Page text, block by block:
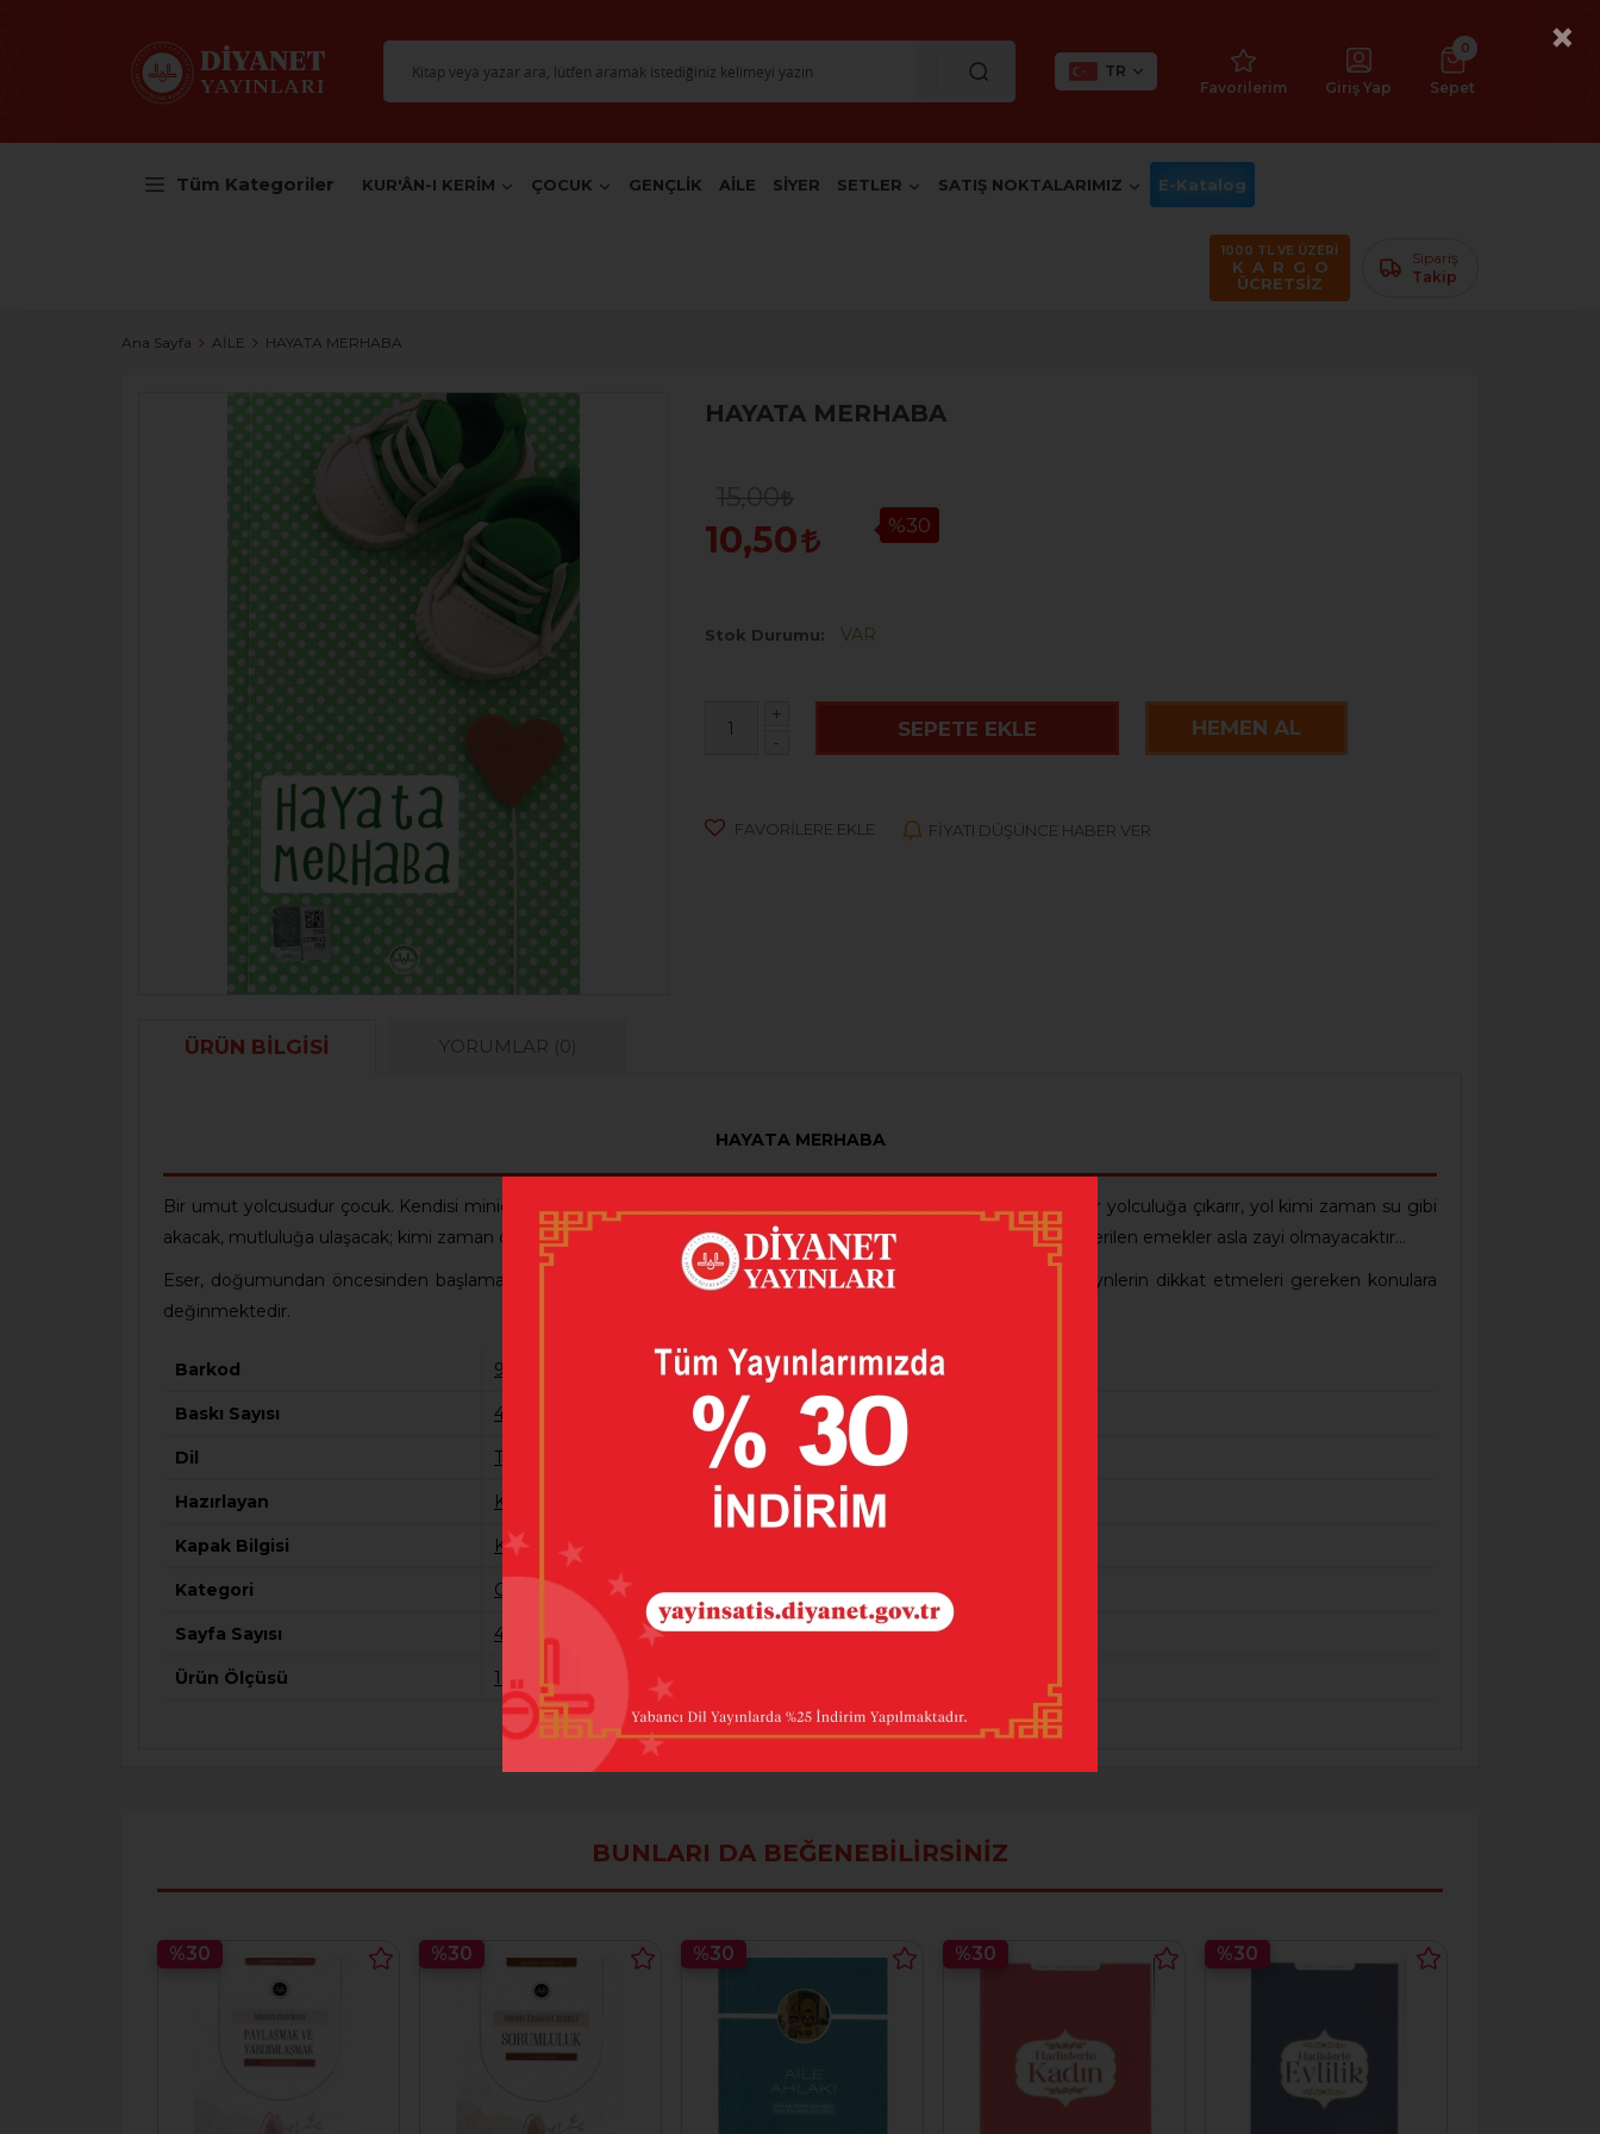
TR
Favorilerim
Giriş Yap
0
Sepet
Tüm Kategoriler KUR'ÂN-I KERİM ÇOCUK GENÇLİK AİLE SİYER SETLER SATIŞ NOKTALARIMIZ E-Katalog
1000 TL VE ÜZERİ
K A R G O
ÜCRETSİZ
Sipariş
Takip
Ana Sayfa AİLE HAYATA MERHABA
HAYATA MERHABA
15,00
10,50 %30
Stok Durumu VAR
+
-
SEPETE EKLE HEMEN AL
FAVORILERE EKLE FIYATI DÜŞÜNCE HABER VER
ÜRÜN BILGISI YORUMLAR (0)
HAYATA MERHABA
Bir umut yolcusudur çocuk. Kendisi minicik ayaklarıyla bir ömrün ilk adımlarım atarken, anne babasını da eşsiz bir yolculuğa çıkarır, yol kimi zaman su gibi
akacak, mutluluğa ulaşacak; kimi zaman da zorlaşacak ve yoracaktır. Güzel bir insan, iyi bir Müslüman yetişirken, verilen emekler asla zayi olmayacaktır…
Eser, doğumundan öncesinden başlamak üzere çocukların maddi ve manevi bakımı, onları yetiştirirken ebeveynlerin dikkat etmeleri gereken konulara
değinmektedir.
Barkod 9786057519825
Baskı Sayısı 4
Dil Türkçe
Hazırlayan Komisyon
Kapak Bilgisi Karton Kapak
Kategori Genel
Sayfa Sayısı 40
Ürün Ölçüsü 105*185
BUNLARI DA BEĞENEBILIRSINIZ
%30 %30 %30 %30 %30
×